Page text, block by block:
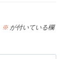
※ が付いている欄